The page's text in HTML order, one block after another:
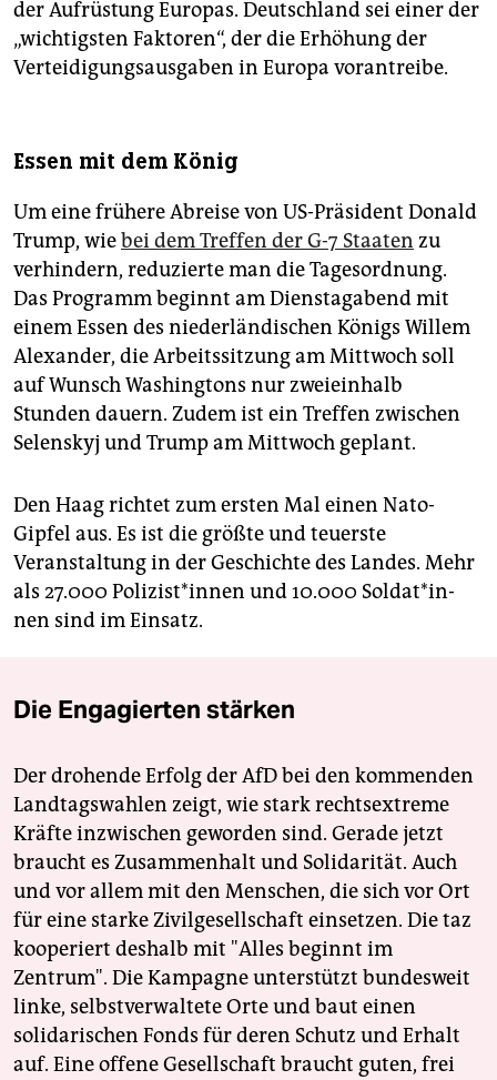
der Aufrüstung Europas. Deutschland sei einer der
„wichtigsten Faktoren“, der die Erhöhung der
Verteidigungsausgaben in Europa vorantreibe.
Essen mit dem König
Um eine frühere Abreise von US-Präsident Donald
Trump, wiebei dem Treffen der G-7 Staaten zu
verhindern, reduzierte man die Tagesordnung.
Das Programm beginnt am Dienstagabend mit
einem Essen des niederländischen Königs Willem
Alexander, die Arbeitssitzung am Mittwoch soll
auf Wunsch Washingtons nur zweieinhalb
Stunden dauern. Zudem ist ein Treffen zwischen
Selenskyj und Trump am Mittwoch geplant.
Den Haag richtet zum ersten Mal einen Nato-
Gipfel aus. Es ist die größte und teuerste
Veranstaltung in der Geschichte des Landes. Mehr
als 27.000 Po­li­zis­t*in­nen und 10.000 Sol­da­t*in­
nen sind im Einsatz.
Die Engagierten stärken
Der drohende Erfolg der AfD bei den kommenden
Landtagswahlen zeigt, wie stark rechtsextreme
Kräfte inzwischen geworden sind. Gerade jetzt
braucht es Zusammenhalt und Solidarität. Auch
und vor allem mit den Menschen, die sich vor Ort
für eine starke Zivilgesellschaft einsetzen. Die taz
kooperiert deshalb mit "Alles beginnt im
Zentrum". Die Kampagne unterstützt bundesweit
linke, selbstverwaltete Orte und baut einen
solidarischen Fonds für deren Schutz und Erhalt
auf. Eine offene Gesellschaft braucht guten, frei